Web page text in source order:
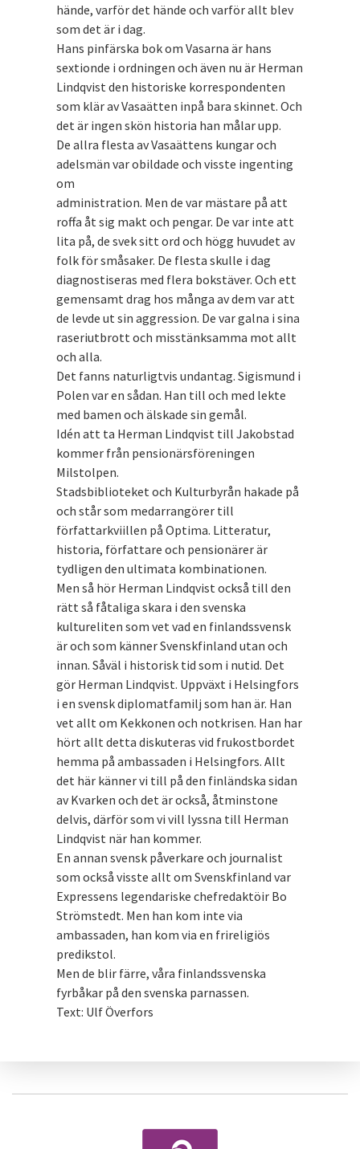
hände, varför det hände och varför allt blev
som det är i dag.
Hans pinfärska bok om Vasarna är hans
sextionde i ordningen och även nu är Herman
Lindqvist den historiske korrespondenten
som klär av Vasaätten inpå bara skinnet. Och
det är ingen skön historia han målar upp.
De allra flesta av Vasaättens kungar och
adelsmän var obildade och visste ingenting
om
administration. Men de var mästare på att
roffa åt sig makt och pengar. De var inte att
lita på, de svek sitt ord och högg huvudet av
folk för småsaker. De flesta skulle i dag
diagnostiseras med flera bokstäver. Och ett
gemensamt drag hos många av dem var att
de levde ut sin aggression. De var galna i sina
raseriutbrott och misstänksamma mot allt
och alla.
Det fanns naturligtvis undantag. Sigismund i
Polen var en sådan. Han till och med lekte
med bamen och älskade sin gemål.
Idén att ta Herman Lindqvist till Jakobstad
kommer från pensionärsföreningen
Milstolpen.
Stadsbiblioteket och Kulturbyrån hakade på
och står som medarrangörer till
författarkviillen på Optima. Litteratur,
historia, författare och pensionärer är
tydligen den ultimata kombinationen.
Men så hör Herman Lindqvist också till den
rätt så fåtaliga skara i den svenska
kultureliten som vet vad en finlandssvensk
är och som känner Svenskfinland utan och
innan. Såväl i historisk tid som i nutid. Det
gör Herman Lindqvist. Uppväxt i Helsingfors
i en svensk diplomatfamilj som han är. Han
vet allt om Kekkonen och notkrisen. Han har
hört allt detta diskuteras vid frukostbordet
hemma på ambassaden i Helsingfors. Allt
det här känner vi till på den finländska sidan
av Kvarken och det är också, åtminstone
delvis, därför som vi vill lyssna till Herman
Lindqvist när han kommer.
En annan svensk påverkare och journalist
som också visste allt om Svenskfinland var
Expressens legendariske chefredaktöir Bo
Strömstedt. Men han kom inte via
ambassaden, han kom via en frireligiös
predikstol.
Men de blir färre, våra finlandssvenska
fyrbåkar på den svenska parnassen.
Text: Ulf Överfors